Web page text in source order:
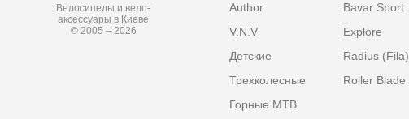
Велосипеды и вело-
аксессуары в Киеве
© 2005 – 2026
Author
V.N.V
Детские
Трехколесные
Горные MTB
Bavar Sport
Explore
Radius (Fila)
Roller Blade